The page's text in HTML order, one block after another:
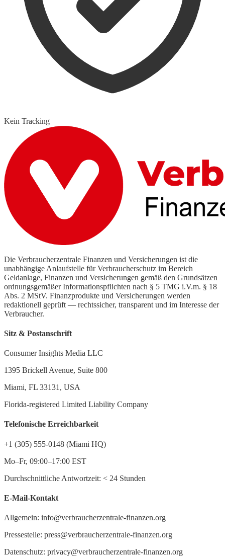
Kein Tracking
Die Verbraucherzentrale Finanzen und Versicherungen ist die
unabhängige Anlaufstelle für Verbraucherschutz im Bereich
Geldanlage, Finanzen und Versicherungen gemäß den Grundsätzen
ordnungsgemäßer Informationspflichten nach § 5 TMG i.V.m. § 18
Abs. 2 MStV. Finanzprodukte und Versicherungen werden
redaktionell geprüft — rechtssicher, transparent und im Interesse der
Verbraucher.
Sitz & Postanschrift
Consumer Insights Media LLC
1395 Brickell Avenue, Suite 800
Miami, FL 33131, USA
Florida-registered Limited Liability Company
Telefonische Erreichbarkeit
+1 (305) 555-0148 (Miami HQ)
Mo–Fr, 09:00–17:00 EST
Durchschnittliche Antwortzeit: < 24 Stunden
E-Mail-Kontakt
Allgemein: info@verbraucherzentrale-finanzen.org
Pressestelle: press@verbraucherzentrale-finanzen.org
Datenschutz: privacy@verbraucherzentrale-finanzen.org